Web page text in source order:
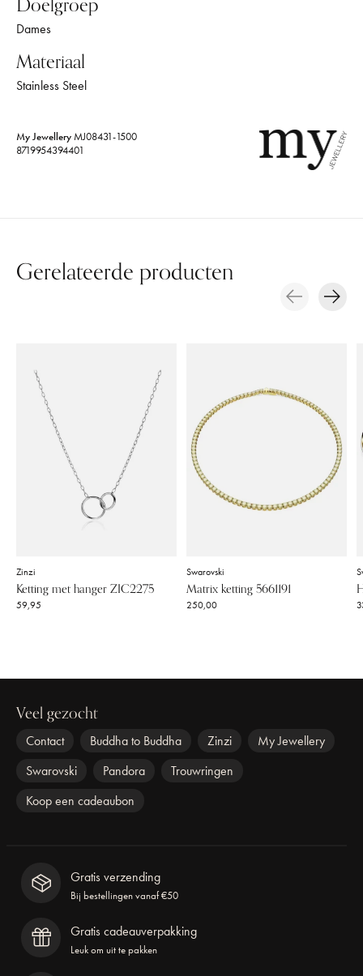
Dames
Materiaal
Stainless Steel
My JewelleryMJ08431-1500
8719954394401
Gerelateerde producten
Zinzi
Ketting met hanger ZIC2275
59,95
Swarovski
Matrix ketting 5661191
250,00
Veel gezocht
Contact Buddha to Buddha Zinzi
My Jewellery
Swarovski
Pandora
Trouwringen
Koop een cadeaubon
Gratis verzending
Bij bestellingen vanaf €50
Gratis cadeauverpakking
Leuk om uit te pakken